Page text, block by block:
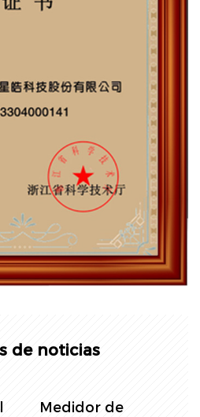
de noticias
Medidores de